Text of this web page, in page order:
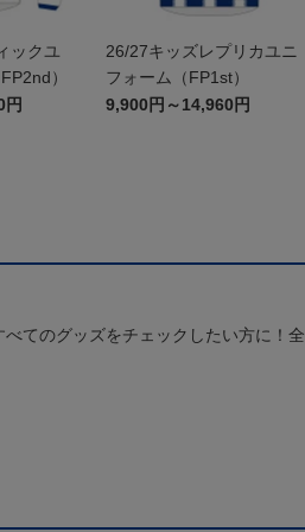
ックユ
）
円
26/27キッズレプリカユニ
フォーム（FP1st）
9,900円～14,960円
てのグッズをチェックしたい方に！全